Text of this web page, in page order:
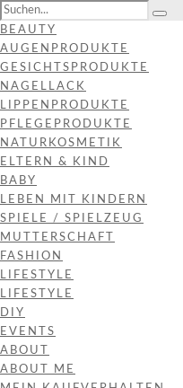
BEAUTY
AUGENPRODUKTE
GESICHTSPRODUKTE
NAGELLACK
LIPPENPRODUKTE
PFLEGEPRODUKTE
NATURKOSMETIK
ELTERN & KIND
BABY
LEBEN MIT KINDERN
SPIELE / SPIELZEUG
MUTTERSCHAFT
FASHION
LIFESTYLE
LIFESTYLE
DIY
EVENTS
ABOUT
ABOUT ME